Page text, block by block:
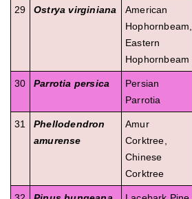
29 Ostrya virginiana
American
Hophornbeam,
Eastern
Hophornbeam
30 Parrotia persica
Persian
Parrotia
31
Phellodendron
amurense
Amur
Corktree,
Chinese
Corktree